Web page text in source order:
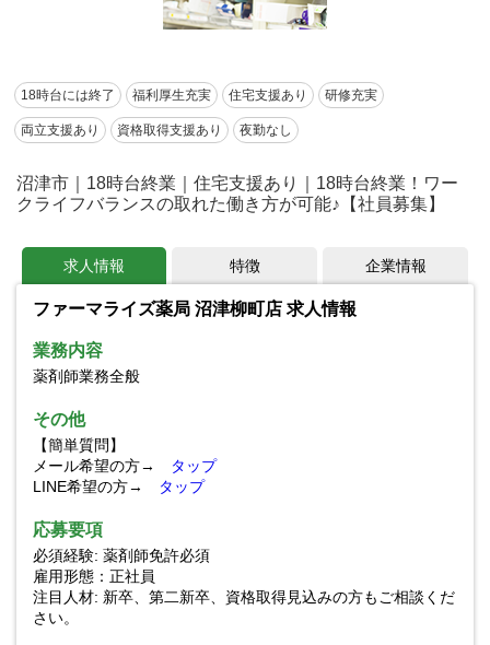
18時台には終了 福利厚生充実 住宅支援あり 研修充実
両立支援あり 資格取得支援あり 夜勤なし
沼津市｜18時台終業｜住宅支援あり｜18時台終業！ワー
クライフバランスの取れた働き方が可能♪【社員募集】
求人情報 特徴 企業情報
ファーマライズ薬局 沼津柳町店 求人情報
業務内容
薬剤師業務全般
その他
【簡単質問】
メール希望の方→
タップ
LINE希望の方→
タップ
応募要項
必須経験: 薬剤師免許必須
雇用形態：正社員
注目人材: 新卒、第二新卒、資格取得見込みの方もご相談くだ
さい。